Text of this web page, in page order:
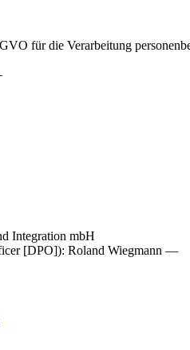
für die Verarbeitung
Integration mbH
[DPO]): Roland Wiegmann —